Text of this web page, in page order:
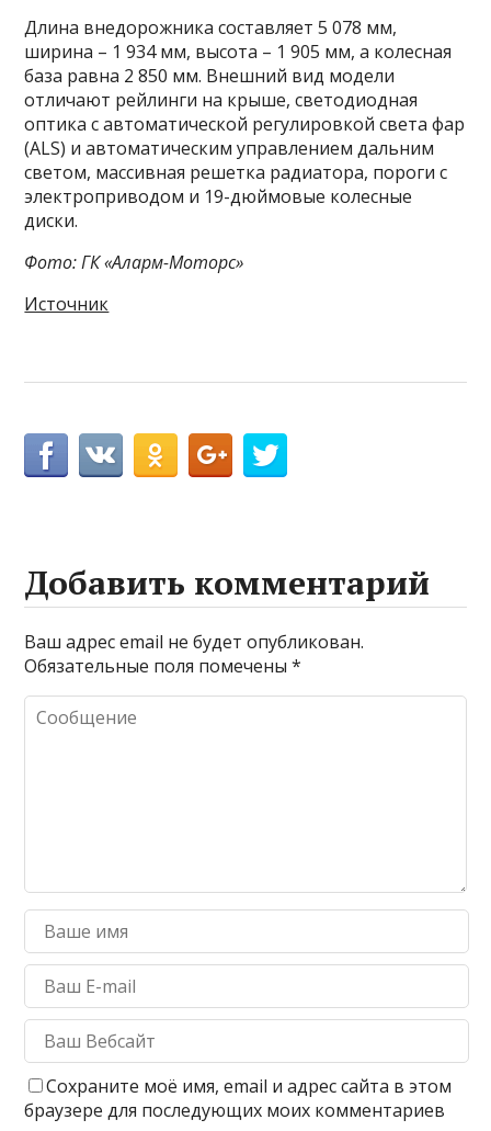
Длина внедорожника составляет 5 078 мм,
ширина – 1 934 мм, высота – 1 905 мм, а колесная
база равна 2 850 мм. Внешний вид модели
отличают рейлинги на крыше, светодиодная
оптика с автоматической регулировкой света фар
(ALS) и автоматическим управлением дальним
светом, массивная решетка радиатора, пороги с
электроприводом и 19-дюймовые колесные
диски.
Фото: ГК «Аларм-Моторс»
Источник
Добавить комментарий
Ваш адрес email не будет опубликован.
Обязательные поля помечены*
Сохраните моё имя, email и адрес сайта в этом
браузере для последующих моих комментариев